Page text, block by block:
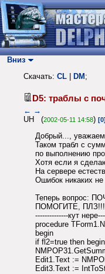
Вниз
Скачать: CL DM ;
D5: траблы с
← →
UH (2002-05-11 14:58) [0]
Добрый...,
Таком трабл с
по выполнению
Хотя если я
На сервере
Ошибок никаких
Теперь вопрос:
ПОМОГИТЕ, ПЛЗ!!!
--------------кут
procedure
begin
if fl2=true then begin
Edit1.Text :=
Edit3.Text :=